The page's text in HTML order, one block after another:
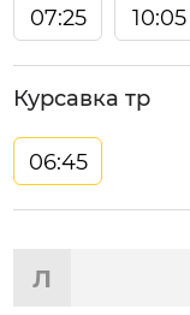
07:25 10:05
Курсавка тр
06:45
Л